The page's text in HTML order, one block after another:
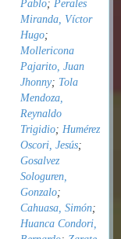
Pablo; Perales
Miranda, Víctor
Hugo;
Mollericona
Pajarito, Juan
Jhonny; Tola
Mendoza,
Reynaldo
Trigidio; Humérez
Oscori, Jesús;
Gosalvez
Sologuren,
Gonzalo;
Cahuasa, Simón;
Huanca Condori,